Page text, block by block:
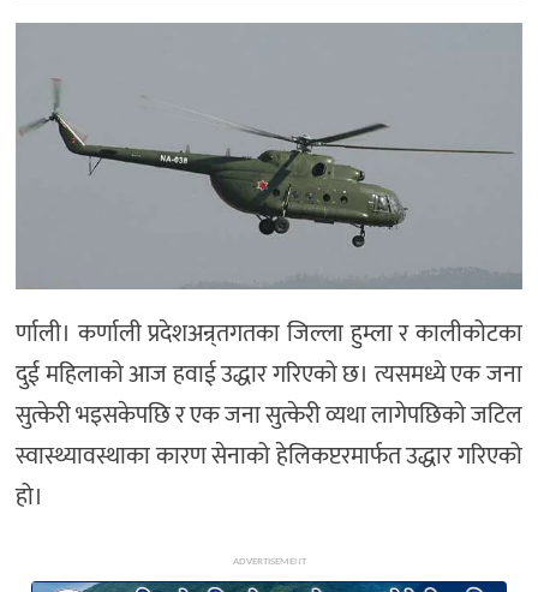
विज्ञान
खेलकुद
अन्य
र्णाली। कर्णाली प्रदेशअन्र्तगतका जिल्ला हुम्ला र कालीकोटका
दुई महिलाको आज हवाई उद्धार गरिएको छ। त्यसमध्ये एक जना
सुत्केरी भइसकेपछि र एक जना सुत्केरी व्यथा लागेपछिको जटिल
स्वास्थ्यावस्थाका कारण सेनाको हेलिकप्टरमार्फत उद्धार गरिएको
हो।
ADVERTISEMENT